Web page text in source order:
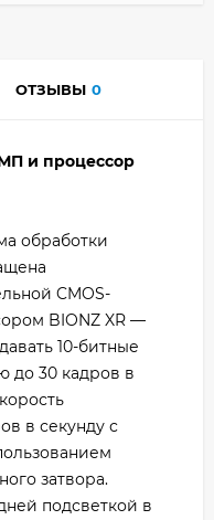
ОТЗЫВЫ 0
и процессор
обработки
CMOS-
BIONZ XR —
10-битные
до 30 кадров в
в секунду с
затвора.
подсветкой в